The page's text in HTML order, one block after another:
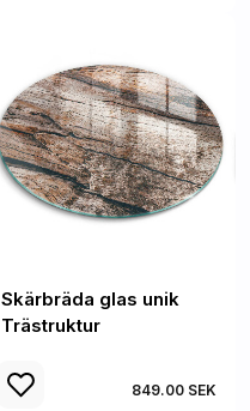
Skärbräda glas unik
Trästruktur
849.00 SEK